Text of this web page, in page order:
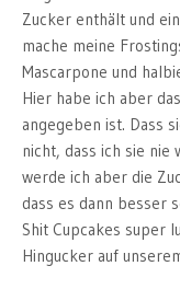
Zucker enthält und
mache meine
Mascarpone und
Hier habe ich aber
angegeben ist. Dass
nicht, dass ich sie nie
werde ich aber die
dass es dann besser
Shit Cupcakes super
Hingucker auf